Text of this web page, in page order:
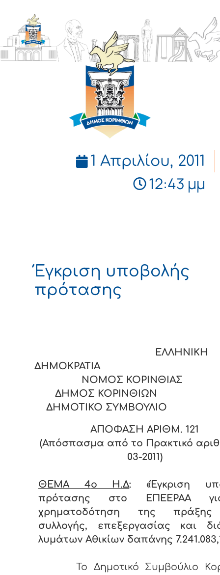
ΔΗΜΟΣ
ΚΟΡΙΝΘΙΩΝ
1 Απριλίου, 2011
12:43 μμ
Έγκριση υποβολής
πρότασης
ΕΛΛΗΝΙΚΗ
ΔΗΜΟΚΡΑΤΙΑ
ΝΟΜΟΣ ΚΟΡΙΝΘΙΑΣ
ΔΗΜΟΣ ΚΟΡΙΝΘΙΩΝ
ΔΗΜΟΤΙΚΟ ΣΥΜΒΟΥΛΙΟ
ΑΠΟΦΑΣΗ ΑΡΙΘΜ.121
(Απόσπασμα από το Πρακτικό
03-2011)
ΘΕΜΑ 4o Η.Δ: «Έγκριση
πρότασης στο ΕΠΕΕΡΑΑ
χρηματοδότηση της
συλλογής, επεξεργασίας και
λυμάτων Αθικίων δαπάνης
Το Δημοτικό Συμβούλιο